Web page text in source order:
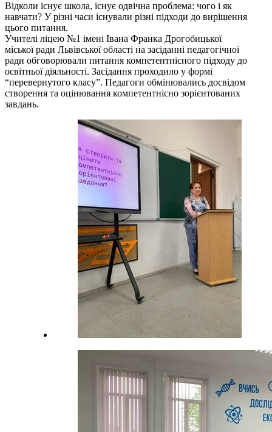
Відколи існує школа, існує одвічна проблема: чого і як
навчати? У різні часи існували різні підходи до вирішення
цього питання.
Учителі ліцею №1 імені Івана Франка Дрогобицької
міської ради Львівської області на засіданні педагогічної
ради обговорювали питання компетентнісного підходу до
освітньої діяльності. Засідання проходило у формі
“перевернутого класу”. Педагоги обмінювались досвідом
створення та оцінювання компетентнісно зорієнтованих
завдань.